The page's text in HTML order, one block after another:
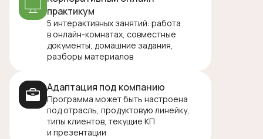
практикум
5 интерактивных занятий: работа
в онлайн-комнатах, совместные
документы, домашние задания,
разборы материалов
Адаптация под компанию
Программа может быть настроена
под отрасль, продуктовую линейку,
типы клиентов, текущие КП
и презентации